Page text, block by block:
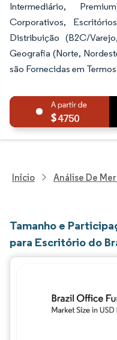
Intermediário,
Corporativos,
Distribuição (B2C/
Geografia (Norte,
são Fornecidas em
4750
Início Análise De
Tamanho e
para Escritório do